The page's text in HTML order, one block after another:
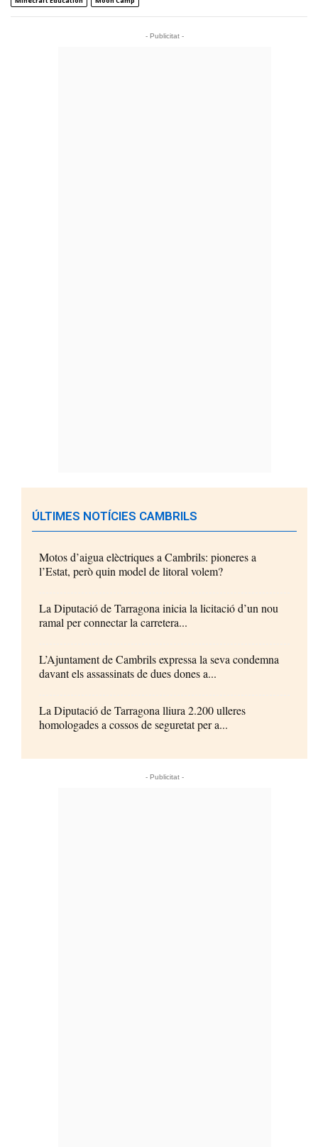
- Publicitat -
ÚLTIMES NOTÍCIES CAMBRILS
Motos d’aigua elèctriques a Cambrils: pioneres a
l’Estat, però quin model de litoral volem?
La Diputació de Tarragona inicia la licitació d’un nou
ramal per connectar la carretera...
L’Ajuntament de Cambrils expressa la seva condemna
davant els assassinats de dues dones a...
La Diputació de Tarragona lliura 2.200 ulleres
homologades a cossos de seguretat per a...
- Publicitat -